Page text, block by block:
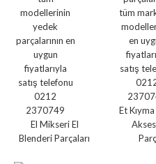
El Mikseri El
Blenderi Parçaları
Et